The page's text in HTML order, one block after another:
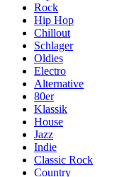
Rock
Hip Hop
Chillout
Schlager
Oldies
Electro
Alternative
80er
Klassik
House
Jazz
Indie
Classic Rock
Country